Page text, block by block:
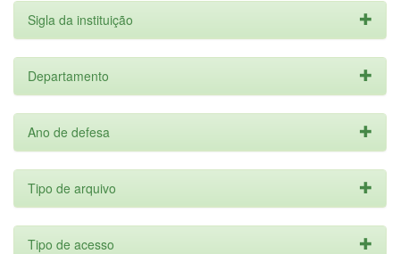
Sigla da instituição
Departamento
Ano de defesa
Tipo de arquivo
Tipo de acesso